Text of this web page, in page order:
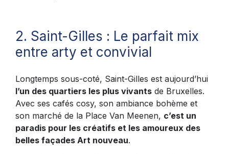
2. Saint-Gilles : Le parfait mix
entre arty et convivial
Longtemps sous-coté, Saint-Gilles est aujourd’hui
l’un des quartiers les plus vivants de Bruxelles.
Avec ses cafés cosy, son ambiance bohème et
son marché de la Place Van Meenen, c’est un
paradis pour les créatifs et les amoureux des
belles façades Art nouveau.